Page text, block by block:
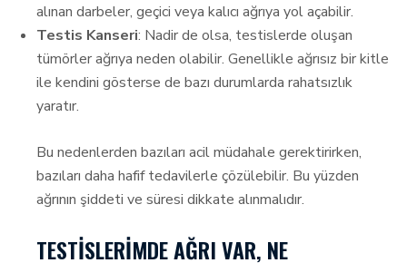
alınan darbeler, geçici veya kalıcı ağrıya yol açabilir.
Testis Kanseri: Nadir de olsa, testislerde oluşan
tümörler ağrıya neden olabilir. Genellikle ağrısız bir kitle
ile kendini gösterse de bazı durumlarda rahatsızlık
yaratır.
Bu nedenlerden bazıları acil müdahale gerektirirken,
bazıları daha hafif tedavilerle çözülebilir. Bu yüzden
ağrının şiddeti ve süresi dikkate alınmalıdır.
TESTISLERIMDE AĞRI VAR, NE